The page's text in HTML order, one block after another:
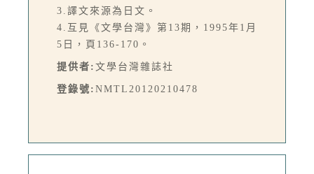
3.譯文來源為日文。
4.互見《文學台灣》第13期，1995年1月
5日，頁136-170。
提供者: 文學台灣雜誌社
登錄號: NMTL20120210478